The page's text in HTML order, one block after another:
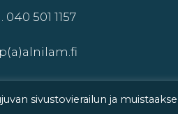
040 501 1157
sivustovierailun ja